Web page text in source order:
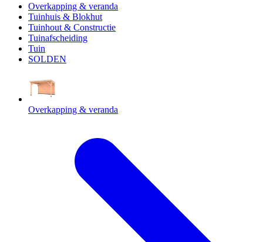
Overkapping & veranda
Tuinhuis & Blokhut
Tuinhout & Constructie
Tuinafscheiding
Tuin
SOLDEN
Overkapping & veranda